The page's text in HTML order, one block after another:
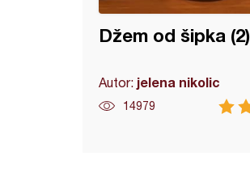
Džem od šipka (2)
Autor: jelena nikolic
14979